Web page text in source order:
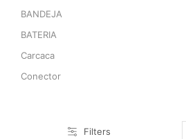
Filters
BANDEJA
BATERIA
Carcaca
Conector